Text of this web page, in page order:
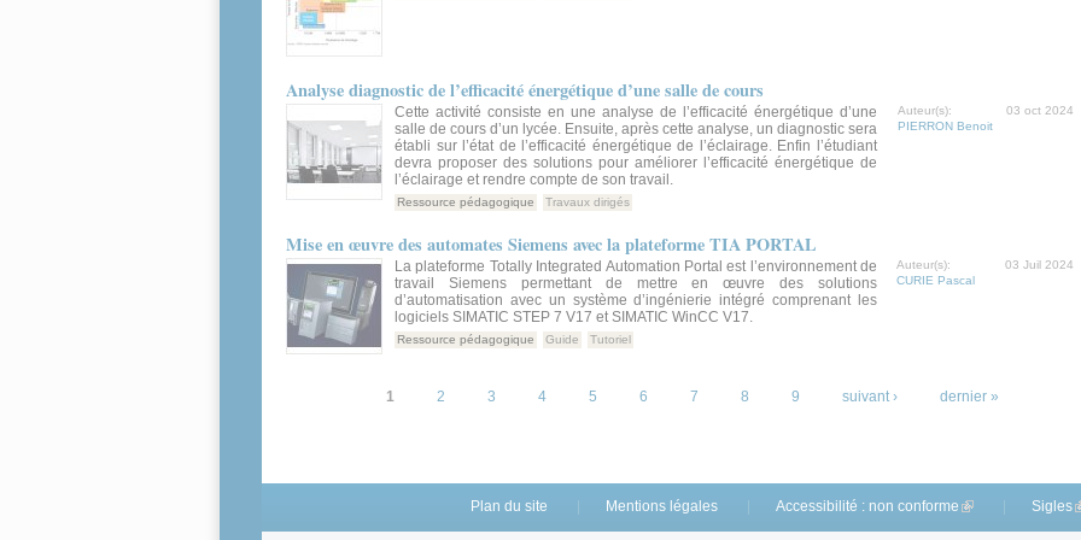
Analyse diagnostic de l’efficacité énergétique d’une salle de cours
03 oct 2024
Auteur(s):
PIERRON Benoit
Cette activité consiste en une analyse de l’efficacité énergétique d’une
salle de cours d’un lycée. Ensuite, après cette analyse, un diagnostic sera
établi sur l’état de l’efficacité énergétique de l’éclairage. Enfin l’étudiant
devra proposer des solutions pour améliorer l’efficacité énergétique de
l’éclairage et rendre compte de son travail.
Ressource pédagogique Travaux dirigés
Mise en œuvre des automates Siemens avec la plateforme TIA PORTAL
03 Juil 2024
Auteur(s):
CURIE Pascal
La plateforme Totally Integrated Automation Portal est l’environnement de
travail Siemens permettant de mettre en œuvre des solutions
d’automatisation avec un système d’ingénierie intégré comprenant les
logiciels SIMATIC STEP 7 V17 et SIMATIC WinCC V17.
Ressource pédagogique Guide Tutoriel
1 2 3 4 5 6 7 8 9 suivant › dernier »
Plan du site Mentions légales Accessibilité : non conforme (link is external)
Sigles